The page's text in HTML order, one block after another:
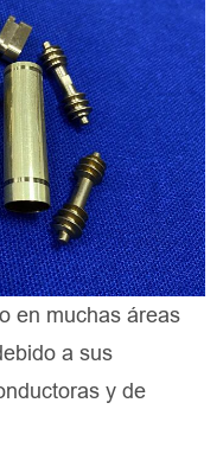
en muchas áreas
a sus
y de